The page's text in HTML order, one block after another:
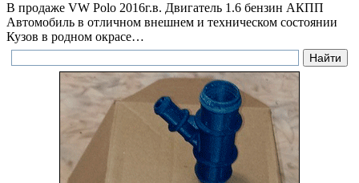
В продаже VW Polo 2016г.в. Двигатель 1.6 бензин АКПП
Автомобиль в отличном внешнем и техническом состоянии
Кузов в родном окрасе…